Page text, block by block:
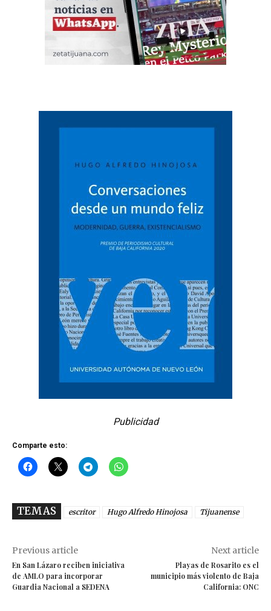
Publicidad
Comparte esto:
TEMAS escritor Hugo Alfredo Hinojosa Tijuanense
Previous article
En San Lázaro reciben iniciativa
de AMLO para incorporar
Guardia Nacional a SEDENA
Next article
Playas de Rosarito es el
municipio más violento de Baja
California: ONC